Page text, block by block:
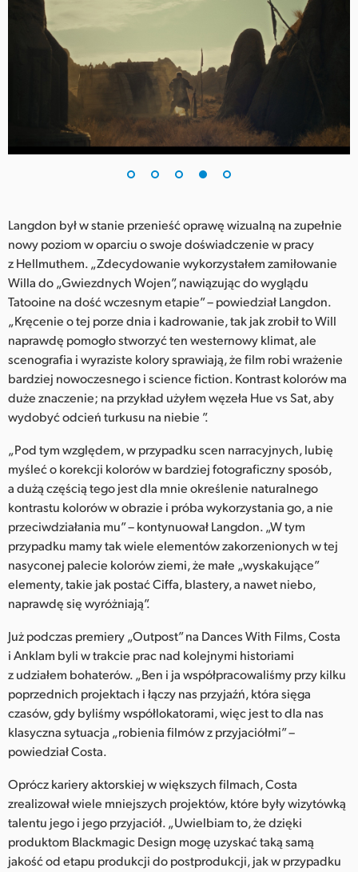
Langdon był w stanie przenieść oprawę wizualną na zupełnie
nowy poziom w oparciu o swoje doświadczenie w pracy
z Hellmuthem. „Zdecydowanie wykorzystałem zamiłowanie
Willa do „Gwiezdnych Wojen”, nawiązując do wyglądu
Tatooine na dość wczesnym etapie” – powiedział Langdon.
„Kręcenie o tej porze dnia i kadrowanie, tak jak zrobił to Will
naprawdę pomogło stworzyć ten westernowy klimat, ale
scenografia i wyraziste kolory sprawiają, że film robi wrażenie
bardziej nowoczesnego i science fiction. Kontrast kolorów ma
duże znaczenie; na przykład użyłem węzeła Hue vs Sat, aby
wydobyć odcień turkusu na niebie ”.
„Pod tym względem, w przypadku scen narracyjnych, lubię
myśleć o korekcji kolorów w bardziej fotograficzny sposób,
a dużą częścią tego jest dla mnie określenie naturalnego
kontrastu kolorów w obrazie i próba wykorzystania go, a nie
przeciwdziałania mu” – kontynuował Langdon. „W tym
przypadku mamy tak wiele elementów zakorzenionych w tej
nasyconej palecie kolorów ziemi, że małe „wyskakujące”
elementy, takie jak postać Ciffa, blastery, a nawet niebo,
naprawdę się wyróżniają”.
Już podczas premiery „Outpost” na Dances With Films, Costa
i Anklam byli w trakcie prac nad kolejnymi historiami
z udziałem bohaterów. „Ben i ja współpracowaliśmy przy kilku
poprzednich projektach i łączy nas przyjaźń, która sięga
czasów, gdy byliśmy współlokatorami, więc jest to dla nas
klasyczna sytuacja „robienia filmów z przyjaciółmi” –
powiedział Costa.
Oprócz kariery aktorskiej w większych filmach, Costa
zrealizował wiele mniejszych projektów, które były wizytówką
talentu jego i jego przyjaciół. „Uwielbiam to, że dzięki
produktom Blackmagic Design mogę uzyskać taką samą
jakość od etapu produkcji do postprodukcji, jak w przypadku